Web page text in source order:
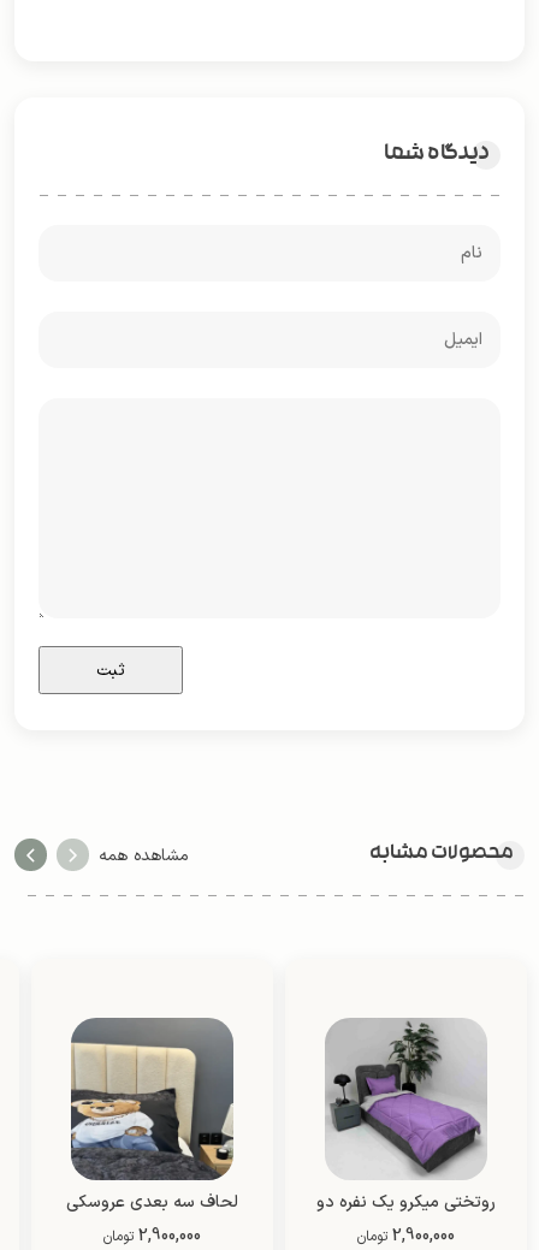
دیدگاه شما
محصولات مشابه مشاهده همه
روتختی میکرو یک نفره دو
رو (طرح 2)
2,900,000 تومان
لحاف سه بعدی عروسکی
4 تیکه (طرح 2)2,900,000 تومان